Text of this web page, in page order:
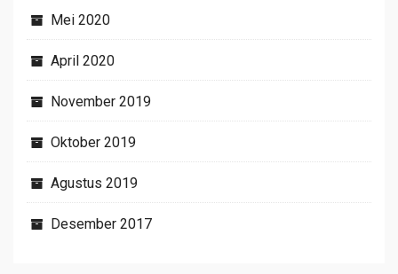
Mei 2020
April 2020
November 2019
Oktober 2019
Agustus 2019
Desember 2017